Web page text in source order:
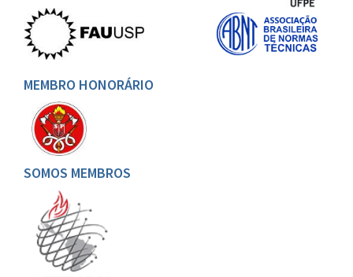
MEMBRO HONORÁRIO
SOMOS MEMBROS